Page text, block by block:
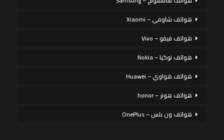
هواتف شاومي – Xiaomi
هواتف فيفو – Vivo
هواتف نوكيا – Nokia
هواتف هواوي – Huawei
هواتف هونر – honor
هواتف ون بلس – OnePlus